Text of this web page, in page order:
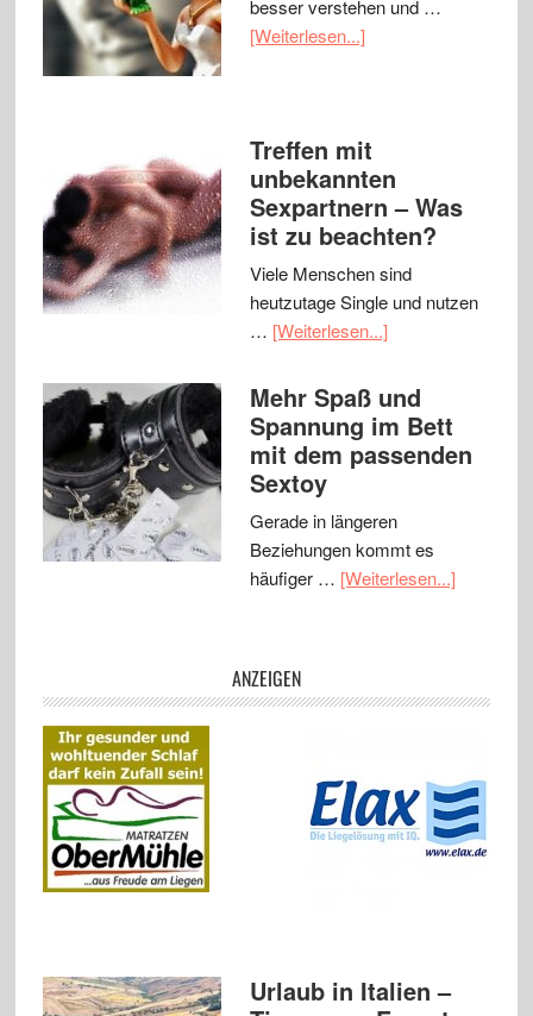
besser verstehen und …
[Weiterlesen...]
Treffen mit
unbekannten
Sexpartnern – Was
ist zu beachten?
Viele Menschen sind
heutzutage Single und nutzen
… [Weiterlesen...]
Mehr Spaß und
Spannung im Bett
mit dem passenden
Sextoy
Gerade in längeren
Beziehungen kommt es
häufiger … [Weiterlesen...]
ANZEIGEN
Urlaub in Italien –